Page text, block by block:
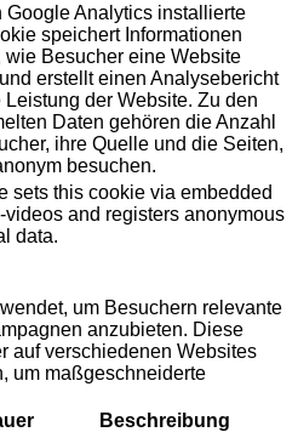
Google Analytics installierte
speichert Informationen
wie Besucher eine Website
erstellt einen Analysebericht
Leistung der Website. Zu den
Daten gehören die Anzahl
ihre Quelle und die Seiten,
besuchen.
sets this cookie via embedded
videos and registers anonymous
data.
um Besuchern relevante
anzubieten. Diese
auf verschiedenen Websites
um maßgeschneiderte
Beschreibung